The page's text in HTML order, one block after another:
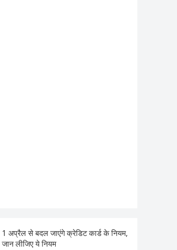
1 अप्रैल से बदल जाएंगे क्रेडिट कार्ड के नियम,
जान लीजिए ये नियम